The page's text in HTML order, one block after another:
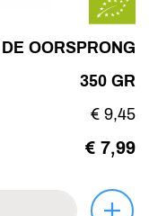
DE OORSPRONG
350 GR
€ 9,45
€ 7,99